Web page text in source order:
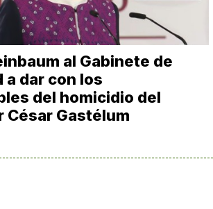
al Gabinete de
a dar con los
del homicidio del
César Gastélum